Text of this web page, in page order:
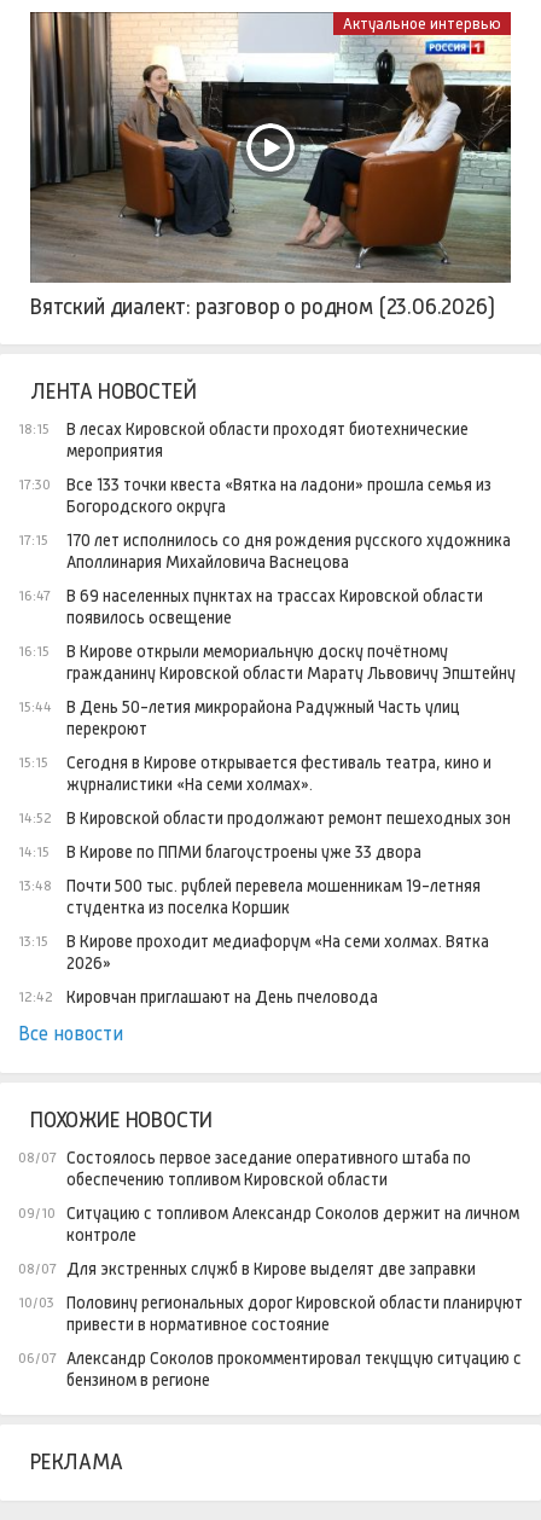
Актуальное интервью
Вятский диалект: разговор о родном (23.06.2026)
ЛЕНТА НОВОСТЕЙ
18:15
В лесах Кировской области проходят биотехнические
мероприятия
17:30
Все 133 точки квеста «Вятка на ладони» прошла семья из
Богородского округа
17:15
170 лет исполнилось со дня рождения русского художника
Аполлинария Михайловича Васнецова
16:47
В 69 населенных пунктах на трассах Кировской области
появилось освещение
16:15
В Кирове открыли мемориальную доску почётному
гражданину Кировской области Марату Львовичу Эпштейну
15:44
В День 50-летия микрорайона Радужный Часть улиц
перекроют
15:15
Сегодня в Кирове открывается фестиваль театра, кино и
журналистики «На семи холмах».
14:52 В Кировской области продолжают ремонт пешеходных зон
14:15 В Кирове по ППМИ благоустроены уже 33 двора
13:48
Почти 500 тыс. рублей перевела мошенникам 19-летняя
студентка из поселка Коршик
13:15
В Кирове проходит медиафорум «На семи холмах. Вятка
2026»
12:42 Кировчан приглашают на День пчеловода
Все новости
ПОХОЖИЕ НОВОСТИ
08/07 Состоялось первое заседание оперативного штаба по
обеспечению топливом Кировской области
09/10
Ситуацию с топливом Александр Соколов держит на личном
контроле
08/07 Для экстренных служб в Кирове выделят две заправки
10/03
Половину региональных дорог Кировской области планируют
привести в нормативное состояние
06/07 Александр Соколов прокомментировал текущую ситуацию с
бензином в регионе
РЕКЛАМА